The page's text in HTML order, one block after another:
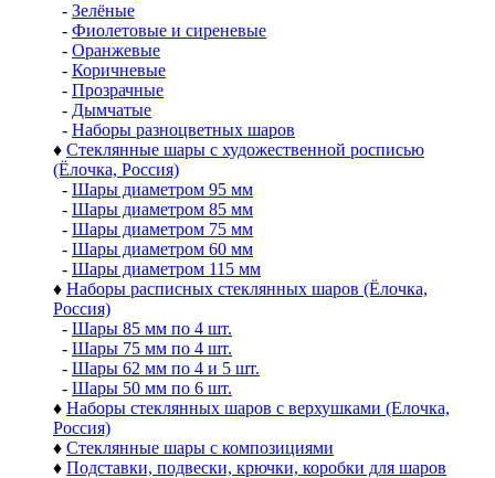
- Зелёные
- Фиолетовые и сиреневые
- Оранжевые
- Коричневые
- Прозрачные
- Дымчатые
- Наборы разноцветных шаров
♦ Стеклянные шары с художественной росписью
(Ёлочка, Россия)
- Шары диаметром 95 мм
- Шары диаметром 85 мм
- Шары диаметром 75 мм
- Шары диаметром 60 мм
- Шары диаметром 115 мм
♦ Наборы расписных стеклянных шаров (Ёлочка,
Россия)
- Шары 85 мм по 4 шт.
- Шары 75 мм по 4 шт.
- Шары 62 мм по 4 и 5 шт.
- Шары 50 мм по 6 шт.
♦ Наборы стеклянных шаров с верхушками (Елочка,
Россия)
♦ Стеклянные шары с композициями
♦ Подставки, подвески, крючки, коробки для шаров